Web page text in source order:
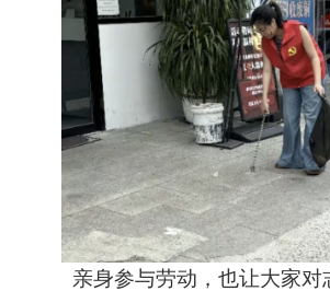
亲身参与劳动，也让大家对